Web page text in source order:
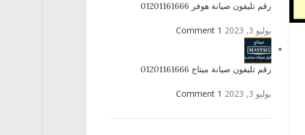
رقم تليفون صيانة هوفر 01201161666
يوليو 3, 2023 1 Comment
رقم تليفون صيانة ميتاج 01201161666
يوليو 3, 2023 1 Comment